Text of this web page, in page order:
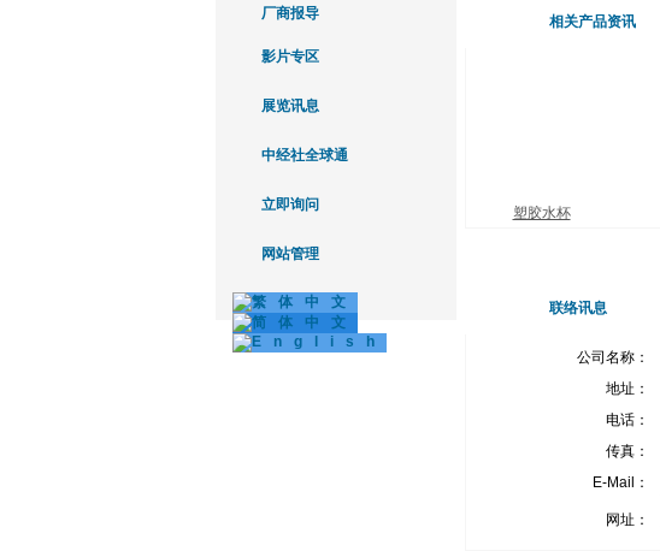
厂商报导
影片专区
展览讯息
中经社全球通
立即询问
网站管理
相关产品资讯
塑胶水杯
联络讯息
公司名称：
地址：
电话：
传真：
E-Mail：
网址：